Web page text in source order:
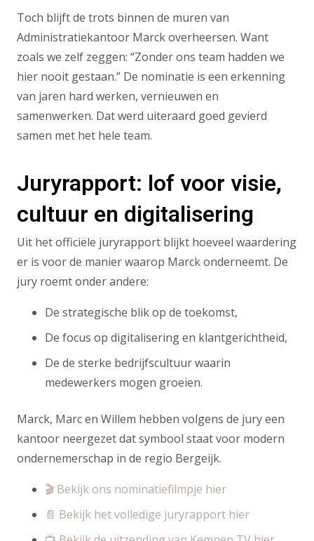
Toch blijft de trots binnen de muren van
Administratiekantoor Marck overheersen. Want
zoals we zelf zeggen: “Zonder ons team hadden we
hier nooit gestaan.” De nominatie is een erkenning
van jaren hard werken, vernieuwen en
samenwerken. Dat werd uiteraard goed gevierd
samen met het hele team.
Juryrapport: lof voor visie,
cultuur en digitalisering
Uit het officiële juryrapport blijkt hoeveel waardering
er is voor de manier waarop Marck onderneemt. De
jury roemt onder andere:
De strategische blik op de toekomst,
De focus op digitalisering en klantgerichtheid,
De de sterke bedrijfscultuur waarin
medewerkers mogen groeien.
Marck, Marc en Willem hebben volgens de jury een
kantoor neergezet dat symbool staat voor modern
ondernemerschap in de regio Bergeijk.
🎬 Bekijk ons nominatiefilmpje hier
📄 Bekijk het volledige juryrapport hier